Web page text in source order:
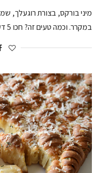
במקרר. וכמה טעים זה? חכו 5 דקות לא ישאר אפילו אחד על התבנית